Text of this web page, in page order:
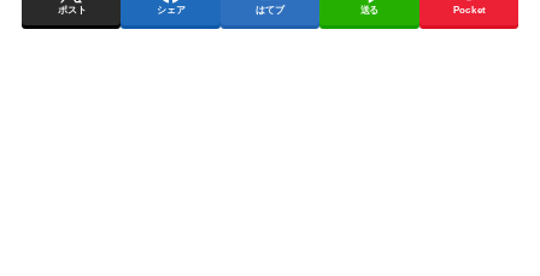
ポスト シェア はてブ 送る Pocket